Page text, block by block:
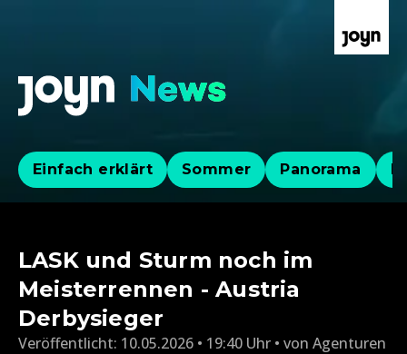
Einfach erklärt Sommer Panorama
LASK und Sturm noch im
Meisterrennen - Austria
Derbysieger
Veröffentlicht: 10.05.2026 • 19:40 Uhr von Agenturen